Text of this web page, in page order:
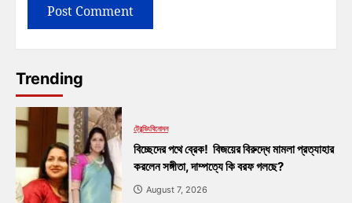
Trending
ট্রেন্ডিংবিনোদন
বিচ্ছেদের পথে ব্রেক! বিজয়ের বিরুদ্ধে মামলা প্রত্যাহার
করলেন সঙ্গীতা, দাম্পত্যে কি বরফ গলছে?
August 7, 2026